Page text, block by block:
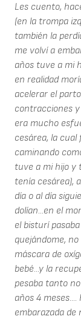
Les cuento,
(en la trompa
también la
me volví a
años tuve a mi
en realidad
acelerar el
contracciones
era mucho
cesárea, la cual
caminando
tuve a mi hijo y
tenía cesárea),
día o al día
dolían...en el
el bisturí
quejándome,
máscara de
bebé...y la
pesaba tanto
años 4
embarazada de